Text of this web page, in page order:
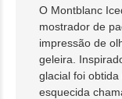
O Montblanc
mostrador de
impressão de
geleira.
glacial foi
esquecida